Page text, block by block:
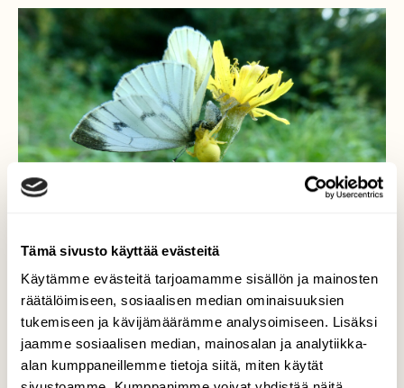
Tämä sivusto käyttää evästeitä
Käytämme evästeitä tarjoamamme sisällön ja mainosten
räätälöimiseen, sosiaalisen median ominaisuuksien
tukemiseen ja kävijämäärämme analysoimiseen. Lisäksi
jaamme sosiaalisen median, mainosalan ja analytiikka-
alan kumppaneillemme tietoja siitä, miten käytät
Saalis
Kukkaravukki on saanut perhosen